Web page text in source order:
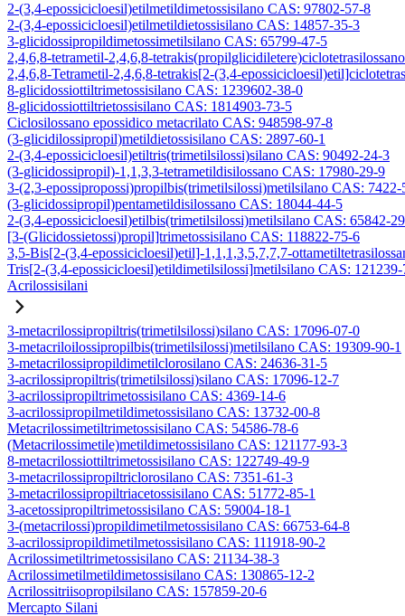
2-(3,4-epossicicloesil)etilmetildimetossisilano CAS: 97802-57-8
2-(3,4-epossicicloesil)etilmetildietossisilano CAS: 14857-35-3
3-glicidossipropildimetossimetilsilano CAS: 65799-47-5
2,4,6,8-tetrametil-2,4,6,8-
2,4,6,8-Tetrametil-2,4,6,8-tetrakis[2-(3,4-
8-glicidossiottiltrimetossisilano CAS: 1239602-38-0
8-glicidossiottiltrietossisilano CAS: 1814903-73-5
Ciclosilossano epossidico metacrilato CAS: 948598-97-8
(3-glicidilossipropil)metildietossisilano CAS: 2897-60-1
2-(3,4-epossicicloesil)etiltris(trimetilsilossi)silano CAS: 90492-24-3
(3-glicidossipropil)-1,1,3,3-tetrametildisilossano CAS: 17980-29-9
3-(2,3-epossipropossi)propilbis(trimetilsilossi)metilsilano CAS: 7422-
(3-glicidossipropil)pentametildisilossano CAS: 18044-44-5
2-(3,4-epossicicloesil)etilbis(trimetilsilossi)metilsilano CAS: 65842-
[3-(Glicidossietossi)propil]trimetossisilano CAS: 118822-75-6
3,5-Bis[2-(3,4-epossicicloesil)etil]-1,1,1,3,5,7,7,7-
Tris[2-(3,4-epossicicloesil)etildimetilsilossi]metilsilano CAS: 121239-
Acrilossisilani
3-metacrilossipropiltris(trimetilsilossi)silano CAS: 17096-07-0
3-metacriloilossipropilbis(trimetilsilossi)metilsilano CAS: 19309-90-1
3-metacrilossipropildimetilclorosilano CAS: 24636-31-5
3-acrilossipropiltris(trimetilsilossi)silano CAS: 17096-12-7
3-acrilossipropiltrimetossisilano CAS: 4369-14-6
3-acrilossipropilmetildimetossisilano CAS: 13732-00-8
Metacrilossimetiltrimetossisilano CAS: 54586-78-6
(Metacrilossimetile)metildimetossisilano CAS: 121177-93-3
8-metacrilossiottiltrimetossisilano CAS: 122749-49-9
3-metacrilossipropiltriclorosilano CAS: 7351-61-3
3-metacrilossipropiltriacetossisilano CAS: 51772-85-1
3-acetossipropiltrimetossisilano CAS: 59004-18-1
3-(metacrilossi)propildimetilmetossisilano CAS: 66753-64-8
3-acrilossipropildimetilmetossisilano CAS: 111918-90-2
Acrilossimetiltrimetossisilano CAS: 21134-38-3
Acrilossimetilmetildimetossisilano CAS: 130865-12-2
Acrilossitriisopropilsilano CAS: 157859-20-6
Mercapto Silani